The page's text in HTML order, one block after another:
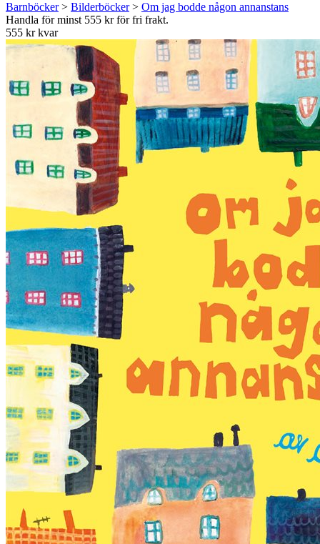
Barnböcker> Bilderböcker> Om jag bodde någon annanstans
Handla för minst 555 kr för fri frakt.
555 kr kvar